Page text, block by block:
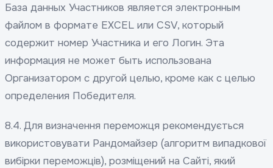
База данных Участников является электронным
файлом в формате EXCEL или CSV, который
содержит номер Участника и его Логин. Эта
информация не может быть использована
Организатором с другой целью, кроме как с целью
определения Победителя.
8.4. Для визначення переможця рекомендується
використовувати Рандомайзер (алгоритм випадкової
вибірки переможців), розміщений на Сайті, який